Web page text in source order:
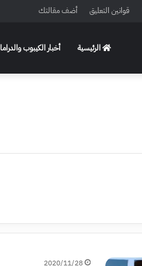
قوانين التعليق أضف مقالتك
الرئيسية أخبار الكيبوب والدراما
2020/11/28